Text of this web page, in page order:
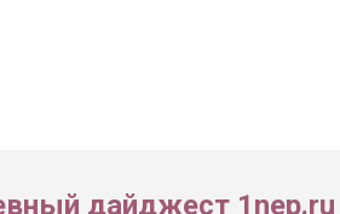
дайджест 1nep.ru